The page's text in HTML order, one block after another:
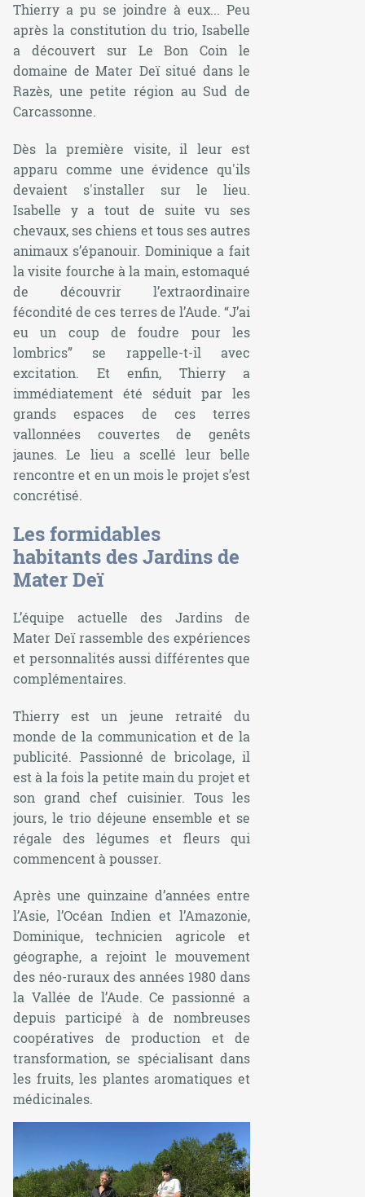
Thierry a pu se joindre à eux... Peu
après la constitution du trio, Isabelle
a découvert sur Le Bon Coin le
domaine de Mater Deï situé dans le
Razès, une petite région au Sud de
Carcassonne.
Dès la première visite, il leur est
apparu comme une évidence qu'ils
devaient s'installer sur le lieu.
Isabelle y a tout de suite vu ses
chevaux, ses chiens et tous ses autres
animaux s’épanouir. Dominique a fait
la visite fourche à la main, estomaqué
de découvrir l’extraordinaire
fécondité de ces terres de l’Aude. “J’ai
eu un coup de foudre pour les
lombrics” se rappelle-t-il avec
excitation. Et enfin, Thierry a
immédiatement été séduit par les
grands espaces de ces terres
vallonnées couvertes de genêts
jaunes. Le lieu a scellé leur belle
rencontre et en un mois le projet s’est
concrétisé.
Les formidables
habitants des Jardins de
Mater Deï
L’équipe actuelle des Jardins de
Mater Deï rassemble des expériences
et personnalités aussi différentes que
complémentaires.
Thierry est un jeune retraité du
monde de la communication et de la
publicité. Passionné de bricolage, il
est à la fois la petite main du projet et
son grand chef cuisinier. Tous les
jours, le trio déjeune ensemble et se
régale des légumes et fleurs qui
commencent à pousser.
Après une quinzaine d’années entre
l’Asie, l’Océan Indien et l’Amazonie,
Dominique, technicien agricole et
géographe, a rejoint le mouvement
des néo-ruraux des années 1980 dans
la Vallée de l’Aude. Ce passionné a
depuis participé à de nombreuses
coopératives de production et de
transformation, se spécialisant dans
les fruits, les plantes aromatiques et
médicinales.